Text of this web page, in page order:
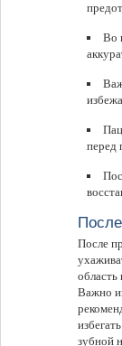
Во
перед
После
Важно
зубной